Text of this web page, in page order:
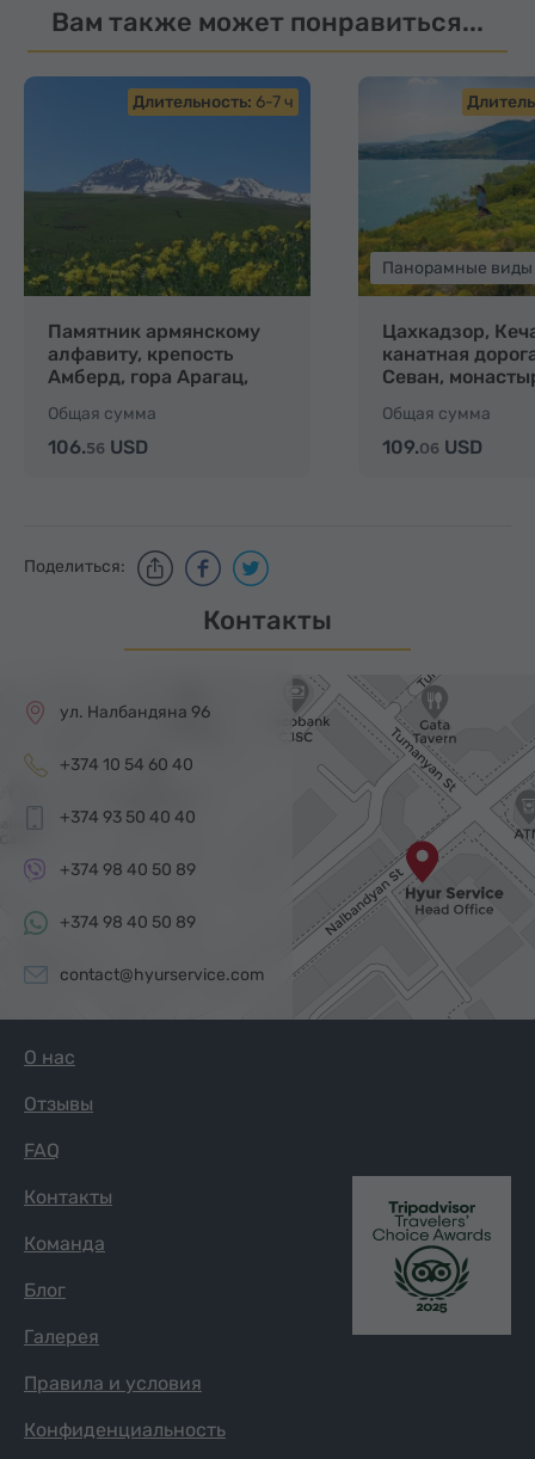
Вам также может понравиться...
Длительность: 6-7 ч
Памятник армянскому
алфавиту, крепость
Амберд, гора Арагац,
Общая сумма
106.56 USD
Панорамные виды
Цахкадзор,
канатная
Севан,
Общая сумма
109.06 USD
Поделиться:
Контакты
ул. Налбандяна 96
+374 10 54 60 40
+374 93 50 40 40
+374 98 40 50 89
+374 98 40 50 89
contact@hyurservice.com
О нас
Отзывы
FAQ
Контакты
Команда
Блог
Галерея
Правила и условия
Конфиденциальность